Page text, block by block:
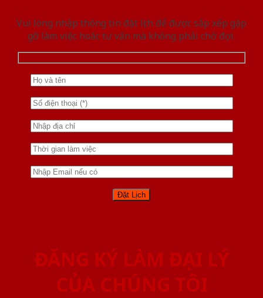
Vui lòng nhập thông tin đặt lịch để được sắp xếp gặp
gỡ làm việc hoăc tư vấn mà không phải chờ đợi.
ĐĂNG KÝ LÀM ĐẠI LÝ
CỦA CHÚNG TÔI